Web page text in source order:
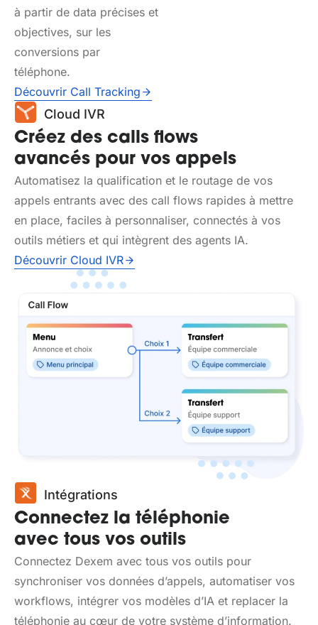
à partir de data précises et
objectives, sur les
conversions par
téléphone.
Découvrir Call Tracking
Cloud IVR
Créez des calls flows
avancés pour vos appels
Automatisez la qualification et le routage de vos
appels entrants avec des call flows rapides à mettre
en place, faciles à personnaliser, connectés à vos
outils métiers et qui intègrent des agents IA.
Découvrir Cloud IVR
Intégrations
Connectez la téléphonie
avec tous vos outils
Connectez Dexem avec tous vos outils pour
synchroniser vos données d’appels, automatiser vos
workflows, intégrer vos modèles d’IA et replacer la
téléphonie au cœur de votre système d’information.